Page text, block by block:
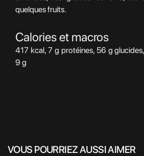
quelques fruits.
Calories et macros
417 kcal, 7 g protéines, 56 g
9 g
VOUS POURRIEZ AUSSI AIMER